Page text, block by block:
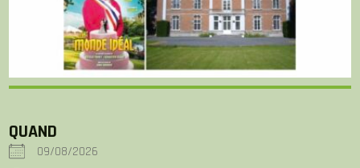
QUAND
09/08/2026